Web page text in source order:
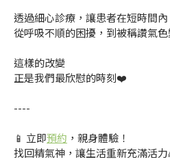
透過細心診療，讓患者在短時間內
從呼吸不順的困擾，到被稱讚氣
這樣的改變
正是我們最欣慰的時刻❤️
----
📱 立即預約 ，親身體驗！
找回精氣神，讓生活重新充滿活力